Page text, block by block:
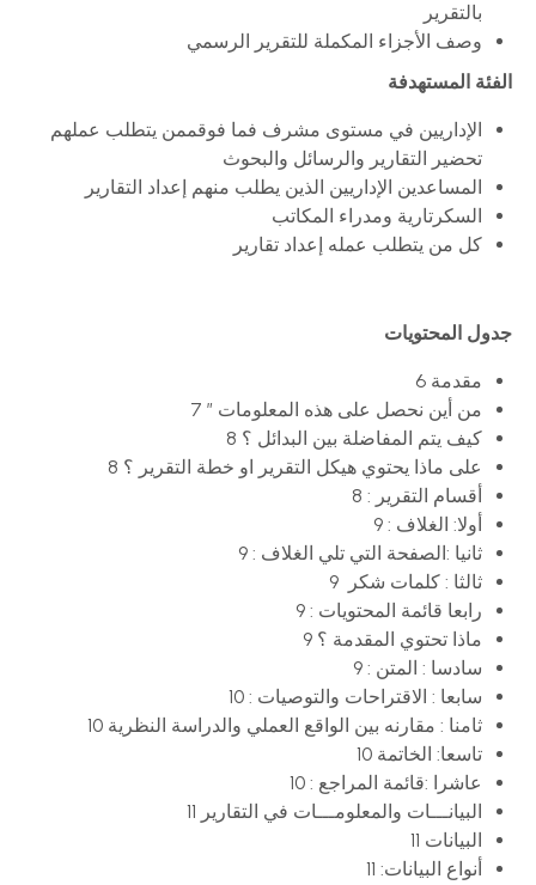
بالتقرير
وصف الأجزاء المكملة للتقرير الرسمي
الفئة المستهدفة
الإداريين في مستوى مشرف فما فوقممن يتطلب عملهم
تحضير التقارير والرسائل والبحوث
المساعدين الإداريين الذين يطلب منهم إعداد التقارير
السكرتارية ومدراء المكاتب
كل من يتطلب عمله إعداد تقارير
جدول المحتويات
مقدمة 6
من أين نحصل على هذه المعلومات ” 7
كيف يتم المفاضلة بين البدائل ؟ 8
على ماذا يحتوي هيكل التقرير او خطة التقرير ؟ 8
أقسام التقرير : 8
أولا: الغلاف : 9
ثانيا :الصفحة التي تلي الغلاف : 9
ثالثا : كلمات شكر 9
رابعا قائمة المحتويات : 9
ماذا تحتوي المقدمة ؟ 9
سادسا : المتن : 9
سابعا : الاقتراحات والتوصيات : 10
ثامنا : مقارنه بين الواقع العملي والدراسة النظرية 10
تاسعا: الخاتمة 10
عاشرا :قائمة المراجع : 10
البيانـــات والمعلومـــات في التقارير 11
البيانات 11
أنواع البيانات: 11